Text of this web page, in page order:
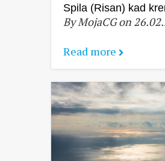
Spila (Risan) kad
By MojaCG on
Read more